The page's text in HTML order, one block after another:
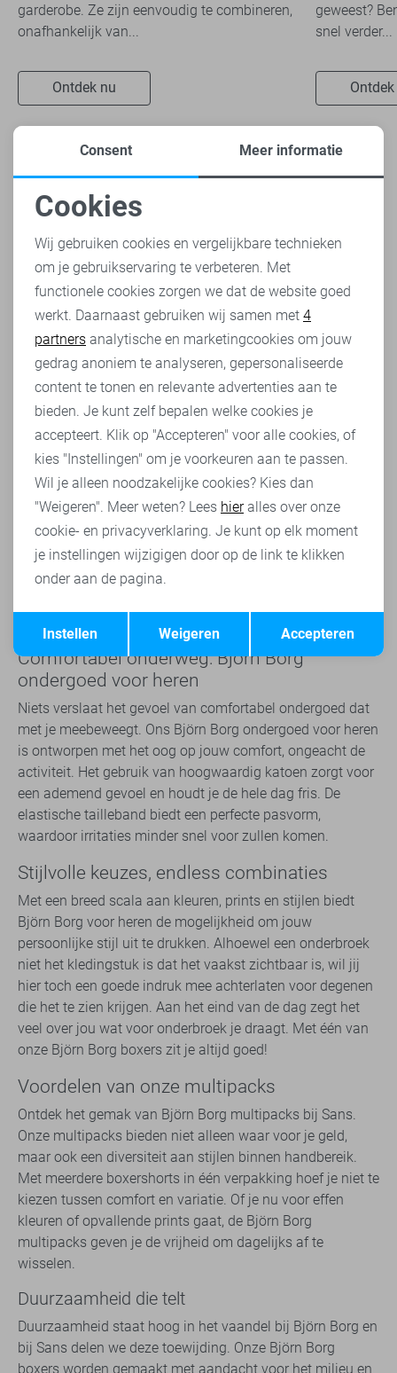
garderobe. Ze zijn eenvoudig te combineren,
onafhankelijk van...
Ontdek nu
geweest?
snel verder...
Of je nu vaak sport, dagelijks naar kantoor gaat of
gewoon thuis ontspant, één ding is zeker: comfortabel
ondergoed is essentieel voor een zelfverzekerd gevoel en
optimale bewegingsvrijheid. Bij Sans weten we als geen
ander wat mannen nodig hebben als het gaat om
kwaliteitsvolleherenkleding, waardoor we extra trots zijn
op onze uitgebreide collectie Björn Borg. Verken de wereld
van stijl, comfort en duurzaamheid met onze Björn Borg
boxers, shirts en truien, waar mode en functionaliteit
naadloos samenkomen.
Een erfenis van Zweeds design en innovatie
bij Björn Borg
Als tennisspeler was Björn Borg al erg innovatief. In zijn
iconische merk, komt deze zelfde innovativiteit opnieuw
naar voren. Onze Björn Borg boxers belichamen deze
filosofie, met aandacht voor detail en vakmanschap die je
nergens anders zult vinden. Of je nu gaat voor een
klassieke effen kleur of een gedurfde print, elke boxer is
Comfortabel onderweg: Björn Borg
ondergoed voor heren
Niets verslaat het gevoel van comfortabel ondergoed dat
met je meebeweegt. Ons Björn Borg ondergoed voor heren
is ontworpen met het oog op jouw comfort, ongeacht de
activiteit. Het gebruik van hoogwaardig katoen zorgt voor
een ademend gevoel en houdt je de hele dag fris. De
elastische tailleband biedt een perfecte pasvorm,
waardoor irritaties minder snel voor zullen komen.
Stijlvolle keuzes, endless combinaties
Met een breed scala aan kleuren, prints en stijlen biedt
Björn Borg voor heren de mogelijkheid om jouw
persoonlijke stijl uit te drukken. Alhoewel een onderbroek
niet het kledingstuk is dat het vaakst zichtbaar is, wil jij
hier toch een goede indruk mee achterlaten voor degenen
die het te zien krijgen. Aan het eind van de dag zegt het
veel over jou wat voor onderbroek je draagt. Met één van
onze Björn Borg boxers zit je altijd goed!
Voordelen van onze multipacks
Ontdek het gemak van Björn Borg multipacks bij Sans.
Onze multipacks bieden niet alleen waar voor je geld,
maar ook een diversiteit aan stijlen binnen handbereik.
Met meerdere boxershorts in één verpakking hoef je niet te
kiezen tussen comfort en variatie. Of je nu voor effen
kleuren of opvallende prints gaat, de Björn Borg
multipacks geven je de vrijheid om dagelijks af te
wisselen.
Duurzaamheid die telt
Duurzaamheid staat hoog in het vaandel bij Björn Borg en
bij Sans delen we deze toewijding. Onze Björn Borg
boxers worden gemaakt met aandacht voor het milieu en
Noodzakelijke cookies
Personalisatie cookies
Analytische cookies
Marketing cookies
Terug Opslaan
Consent Meer informatie
Cookies
Wij gebruiken cookies en vergelijkbare technieken
om je gebruikservaring te verbeteren. Met
functionele cookies zorgen we dat de website goed
werkt. Daarnaast gebruiken wij samen met 4
partners analytische en marketingcookies om jouw
gedrag anoniem te analyseren, gepersonaliseerde
content te tonen en relevante advertenties aan te
bieden. Je kunt zelf bepalen welke cookies je
accepteert. Klik op "Accepteren" voor alle cookies, of
kies "Instellingen" om je voorkeuren aan te passen.
Wil je alleen noodzakelijke cookies? Kies dan
"Weigeren". Meer weten? Lees hieralles over onze
cookie- en privacyverklaring. Je kunt op elk moment
je instellingen wijzigigen door op de link te klikken
onder aan de pagina.
Accepteren
Weigeren
Instellen